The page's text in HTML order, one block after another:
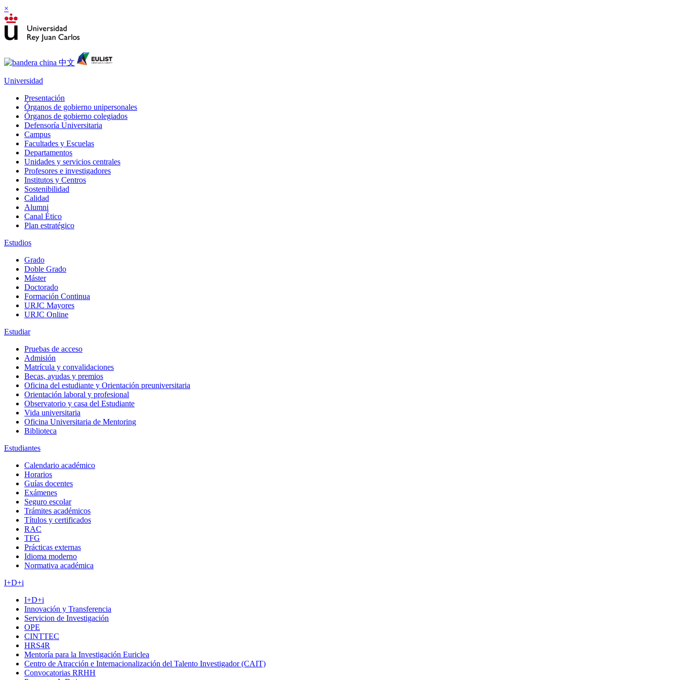
×
Universidad
Presentación
Órganos de gobierno unipersonales
Órganos de gobierno colegiados
Defensoría Universitaria
Campus
Facultades y Escuelas
Departamentos
Unidades y servicios centrales
Profesores e investigadores
Institutos y Centros
Sostenibilidad
Calidad
Alumni
Canal Ético
Plan estratégico
Estudios
Grado
Doble Grado
Máster
Doctorado
Formación Continua
URJC Mayores
URJC Online
Estudiar
Pruebas de acceso
Admisión
Matrícula y convalidaciones
Becas, ayudas y premios
Oficina del estudiante y Orientación preuniversitaria
Orientación laboral y profesional
Observatorio y casa del Estudiante
Vida universitaria
Oficina Universitaria de Mentoring
Biblioteca
Estudiantes
Calendario académico
Horarios
Guías docentes
Exámenes
Seguro escolar
Trámites académicos
Títulos y certificados
RAC
TFG
Prácticas externas
Idioma moderno
Normativa académica
I+D+i
I+D+i
Innovación y Transferencia
Servicion de Investigación
OPE
CINTTEC
HRS4R
Mentoría para la Investigación Euriclea
Centro de Atracción e Internacionalización del Talento Investigador (CAIT)
Convocatorias RRHH